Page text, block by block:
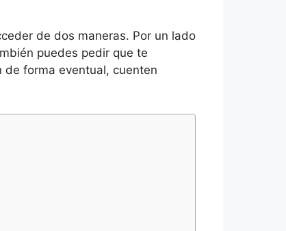
de dos maneras. Por un lado
puedes pedir que te
forma eventual, cuenten